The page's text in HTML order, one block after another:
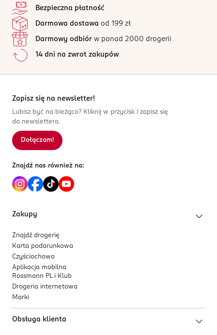
Bezpieczna płatność
Darmowa dostawa od 199 zł
Darmowy odbiór w ponad 2000 drogerii
14 dni na zwrot zakupów
Zapisz się na newsletter!
Lubisz być na bieżąco? Kliknij w przycisk i zapisz się
do newslettera.
Dołączam!
Znajdź nas również na:
Zakupy
Znajdź drogerię
Karta podarunkowa
Czyściochowo
Aplikacja mobilna
Rossmann PL i Klub
Drogeria internetowa
Marki
Obsługa klienta